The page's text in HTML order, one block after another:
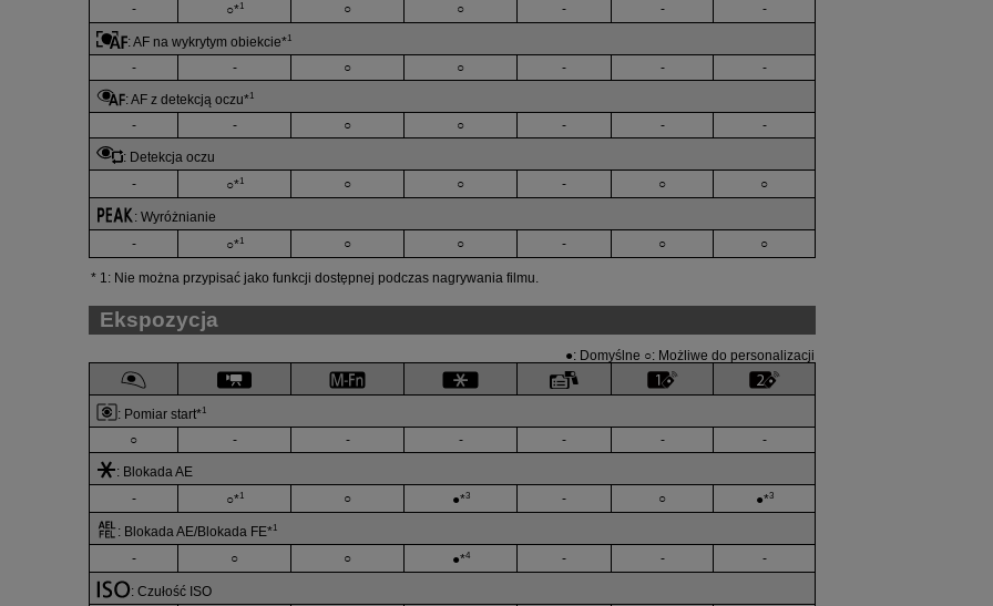
-
○*1 ○ ○ - - -
:AF na wykrytym obiekcie*1
- - ○ ○ - - -
:AF z detekcją oczu*1
- - ○ ○ - - -
: Detekcja oczu
-
○*1 ○ ○ - ○ ○
: Wyróżnianie
-
○*1 ○ ○ - ○ ○
1: Nie można przypisać jako funkcji dostępnej podczas nagrywania filmu.
Ekspozycja
●: Domyślne ○: Możliwe do personalizacji
: Pomiar start*1
○ - - - - - -
: Blokada AE
-
○*1 ○ ●*3 - ○ ●*3
: Blokada AE/Blokada FE*1
- ○ ○ ●*4 - - -
: Czułość ISO